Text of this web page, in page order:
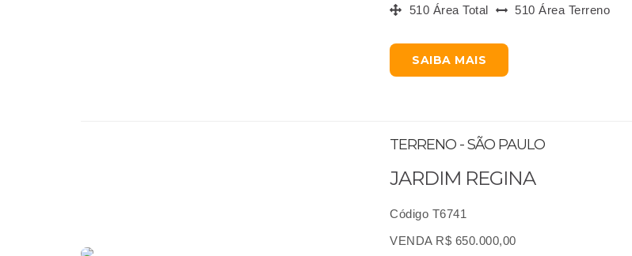
510 Área Total
510 Área Terreno
SAIBA MAIS
TERRENO - SÃO PAULO
JARDIM REGINA
Código T6741
VENDA R$ 650.000,00